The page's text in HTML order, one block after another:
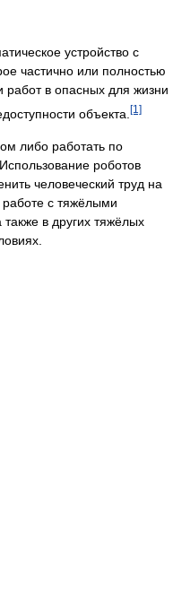
устройство с
частично или полностью
работ в опасных для жизни
объекта. [1]
либо работать по
. Использование роботов
человеческий труд на
работе с тяжёлыми
в других тяжёлых